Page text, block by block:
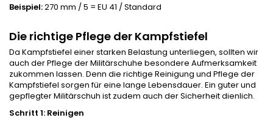
Beispiel:270 mm / 5 = EU 41 / Standard
Die richtige Pflege der Kampfstiefel
Da Kampfstiefel einer starken Belastung unterliegen, sollten wir
auch der Pflege der Militärschuhe besondere Aufmerksamkeit
zukommen lassen. Denn die richtige Reinigung und Pflege der
Kampfstiefel sorgen für eine lange Lebensdauer. Ein guter und
gepflegter Militärschuh ist zudem auch der Sicherheit dienlich.
Schritt 1: Reinigen